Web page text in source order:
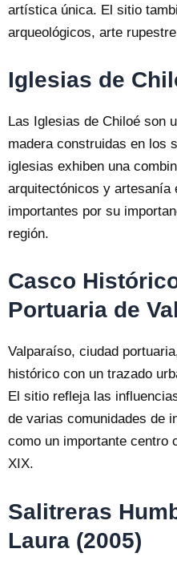
artística única. El sitio
arqueológicos, arte
Iglesias de
Las Iglesias de Chiloé son
madera construidas en los
iglesias exhiben una
arquitectónicos y artesanía
importantes por su
región.
Casco
Portuaria de
Valparaíso, ciudad
histórico con un trazado
El sitio refleja las
de varias comunidades de
como un importante centro
XIX.
Salitreras
Laura (2005)